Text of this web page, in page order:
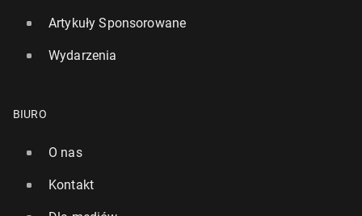
Artykuły Sponsorowane
Wydarzenia
BIURO
O nas
Kontakt